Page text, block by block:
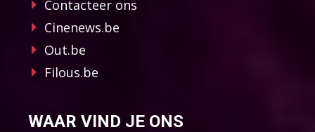
Contacteer ons
Cinenews.be
Out.be
Filous.be
WAAR VIND JE ONS